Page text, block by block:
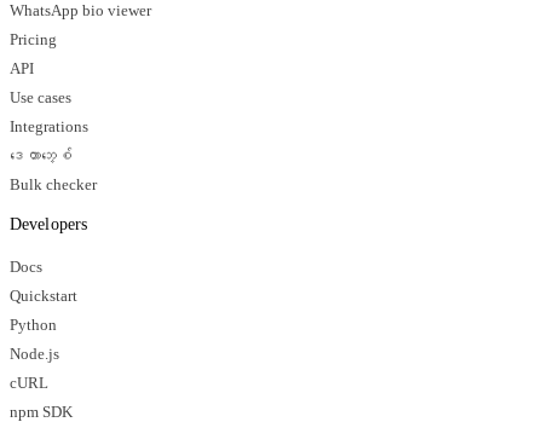
WhatsApp bio viewer
Pricing
API
Use cases
Integrations
ဒေတာဘေ့စ်
Bulk checker
Developers
Docs
Quickstart
Python
Node.js
cURL
npm SDK